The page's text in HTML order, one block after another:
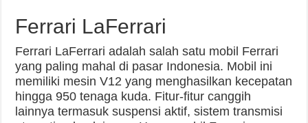
Ferrari LaFerrari
Ferrari LaFerrari adalah salah satu mobil Ferrari
yang paling mahal di pasar Indonesia. Mobil ini
memiliki mesin V12 yang menghasilkan kecepatan
hingga 950 tenaga kuda. Fitur-fitur canggih
lainnya termasuk suspensi aktif, sistem transmisi